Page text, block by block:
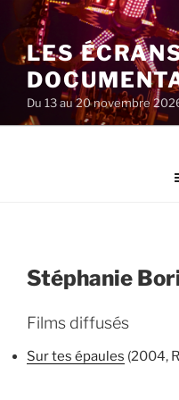
au
contenu
principal
LES
Du 13 au 20 novembre
Stéphanie
Films diffusés
Sur tes épaules (2004,